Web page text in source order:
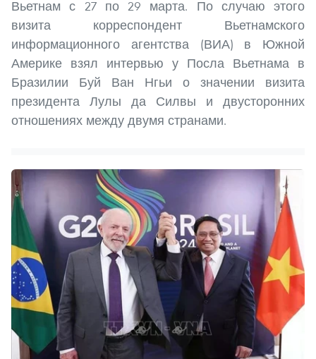
Вьетнам с 27 по 29 марта. По случаю этого
визита корреспондент Вьетнамского
информационного агентства (ВИА) в Южной
Америке взял интервью у Посла Вьетнама в
Бразилии Буй Ван Нгьи о значении визита
президента Лулы да Силвы и двусторонних
отношениях между двумя странами.